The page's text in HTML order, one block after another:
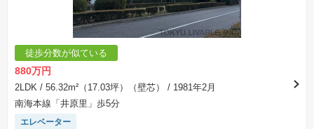
徒歩分数が似ている
880万円
2LDK / 56.32m²（17.03坪）（壁芯）
/ 1981年2月
南海本線「井原里」歩5分
エレベーター